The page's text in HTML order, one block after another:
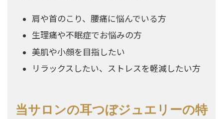
肩や首のこり、腰痛に悩んでいる方
生理痛や不眠症でお悩みの方
美肌や小顔を目指したい
リラックスしたい、ストレスを軽減したい方
当サロンの耳つぼジュエリーの特